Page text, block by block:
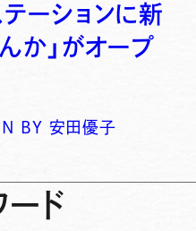
テーションに新
か」がオープ
BY 安田優子
ド